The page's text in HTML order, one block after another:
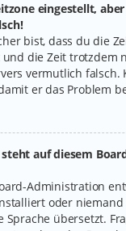
eingestellt,
bist, dass du die
die Zeit trotzdem
vermutlich falsch.
er das Problem
steht auf diesem
Administration
oder niemand
Sprache übersetzt.